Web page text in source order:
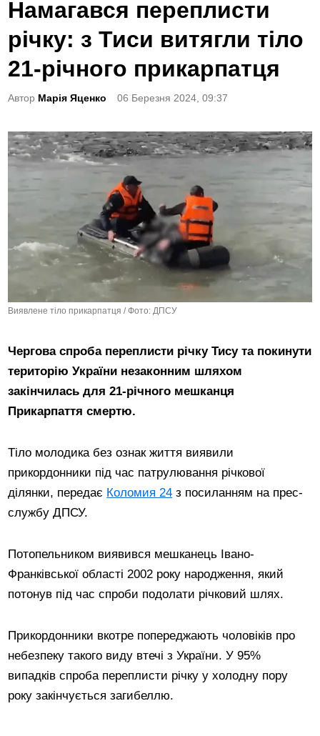
s
e
d
i
Намагався переплисти
річку: з Тиси витягли тіло
21-річного прикарпатця
Автор Марія Яценко 06 Березня 2024, 09:37
Виявлене тіло прикарпатця / Фото: ДПСУ
Чергова спроба переплисти річку Тису та покинути
територію України незаконним шляхом
закінчилась для 21-річного мешканця
Прикарпаття смертю.
Тіло молодика без ознак життя виявили
прикордонники під час патрулювання річкової
ділянки, передає Коломия 24 з посиланням на прес-
службу ДПСУ.
Потопельником виявився мешканець Івано-
Франківської області 2002 року народження, який
потонув під час спроби подолати річковий шлях.
Прикордонники вкотре попереджають чоловіків про
небезпеку такого виду втечі з України. У 95%
випадків спроба переплисти річку у холодну пору
року закінчується загибеллю.